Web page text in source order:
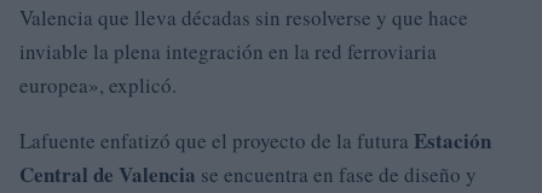
Valencia que lleva décadas sin resolverse y que hace
inviable la plena integración en la red ferroviaria
europea», explicó.
Lafuente enfatizó que el proyecto de la futura Estación
Central de Valencia se encuentra en fase de diseño y